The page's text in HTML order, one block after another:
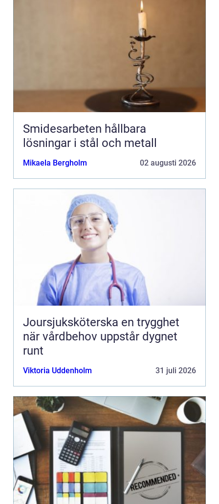
Smidesarbeten hållbara
lösningar i stål och metall
Mikaela Bergholm 02 augusti 2026
Joursjuksköterska en trygghet
när vårdbehov uppstår dygnet
runt
Viktoria Uddenholm 31 juli 2026